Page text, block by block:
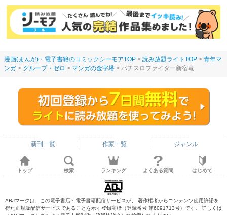
します～
漫画(まんが)・電子書籍のコミックシーモアTOP 読み放題ライトTOP
青年マ
ンガ
グループ・ゼロ マンガの金字塔 パチスロファイター新宿竜
新刊一覧 作家一覧 ジャンル
トップ 検索 ランキング よくある質問 はじめて
ABJマークは、この電子書店・電子書籍配信サービスが、 著作権者からコンテンツ使用許諾を
得た正規版配信サービスであることを示す登録商標（登録番号 第6091713号）です。 詳しくは